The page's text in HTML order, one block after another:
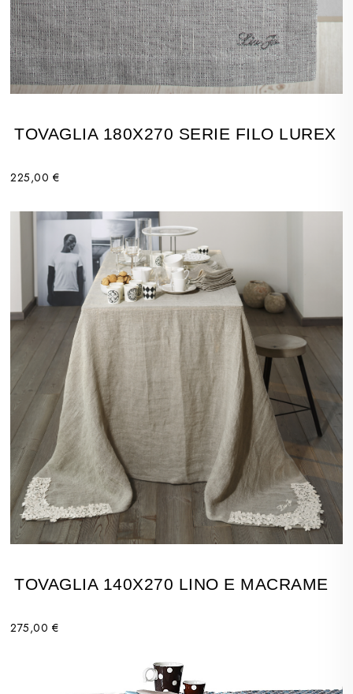
TOVAGLIA 180X270 SERIE FILO LUREX
225,00 €
TOVAGLIA 140X270 LINO E MACRAME
275,00 €